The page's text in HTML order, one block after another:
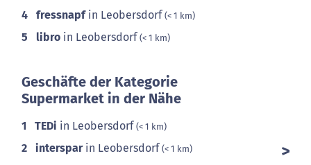
4 fressnapfin Leobersdorf(< 1 km)
5 libro in Leobersdorf(< 1 km)
Geschäfte der Kategorie
Supermarket in der Nähe
1 TEDi in Leobersdorf(< 1 km)
2 intersparin Leobersdorf(< 1 km)